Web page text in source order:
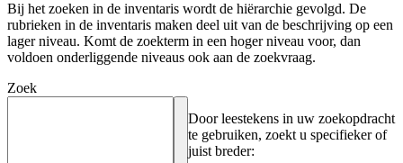
Bij het zoeken in de inventaris wordt de hiërarchie gevolgd. De
rubrieken in de inventaris maken deel uit van de beschrijving op een
lager niveau. Komt de zoekterm in een hoger niveau voor, dan
voldoen onderliggende niveaus ook aan de zoekvraag.
Zoek
Door leestekens in uw zoekopdracht
te gebruiken, zoekt u specifieker of
juist breder: